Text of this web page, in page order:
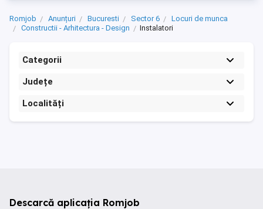
Romjob Anunțuri Bucuresti Sector 6
Locuri de munca
Constructii - Arhitectura - Design
Instalatori
Categorii
Județe
Localități
Descarcă aplicația Romjob